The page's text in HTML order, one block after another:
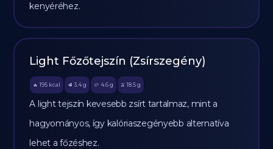
kenyéréhez.
Light Főzőtejszín (Zsírszegény)
🔥 195 kcal 🥩 3.4 g 🥔 4.6g 🫒 18.5 g
A light tejszín kevesebb zsírt tartalmaz, mint a
hagyományos, így kalóriaszegényebb alternatíva
lehet a főzéshez.